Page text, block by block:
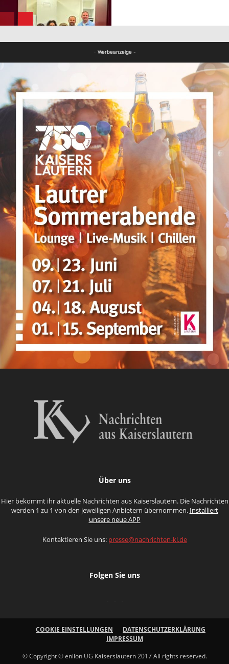
- Werbeanzeige -
Über uns
Hier bekommt ihr aktuelle Nachrichten aus Kaiserslautern. Die Nachrichten
werden 1 zu 1 von den jeweiligen Anbietern übernommen. Installiert
unsere neue APP
Kontaktieren Sie uns: presse@nachrichten-kl.de
Folgen Sie uns
COOKIE EINSTELLUNGEN
DATENSCHUTZERKLÄRUNG
IMPRESSUM
© Copyright © enilon UG Kaiserslautern 2017 All rights reserved.